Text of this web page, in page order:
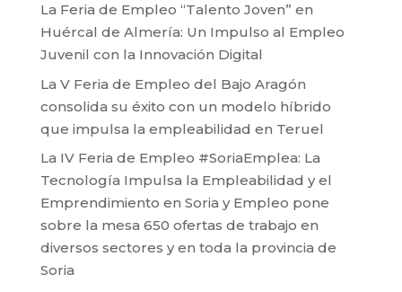
La Feria de Empleo “Talento Joven” en
Huércal de Almería: Un Impulso al Empleo
Juvenil con la Innovación Digital
La V Feria de Empleo del Bajo Aragón
consolida su éxito con un modelo híbrido
que impulsa la empleabilidad en Teruel
La IV Feria de Empleo #SoriaEmplea: La
Tecnología Impulsa la Empleabilidad y el
Emprendimiento en Soria y Empleo pone
sobre la mesa 650 ofertas de trabajo en
diversos sectores y en toda la provincia de
Soria